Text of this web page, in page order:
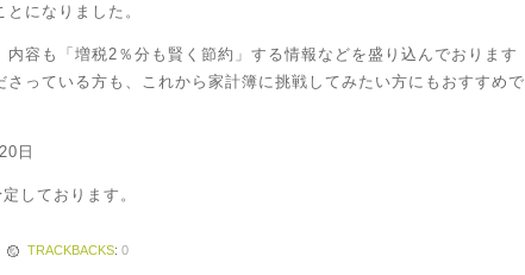
になりました。
内容も「増税2％分も賢く節約」する情報などを盛り込んでおります
さっている方も、これから家計簿に挑戦してみたい方にもおすすめで
日
しております。
TRACKBACKS: 0